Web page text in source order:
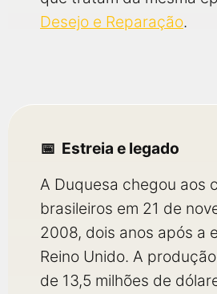
Desejo e Reparação.
Estreia e legado
A Duquesa chegou aos
brasileiros em 21 de
2008, dois anos após a
Reino Unido. A
de 13,5 milhões de